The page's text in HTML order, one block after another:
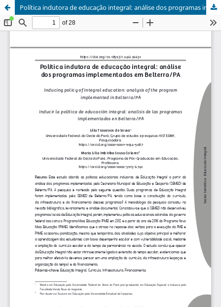
Política indutora de educação integral: análise dos programas implementados em Belterra/PA